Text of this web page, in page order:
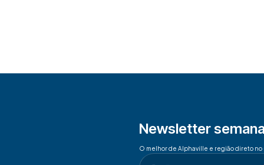
Newsletter
O melhor de Alphaville e região direto no